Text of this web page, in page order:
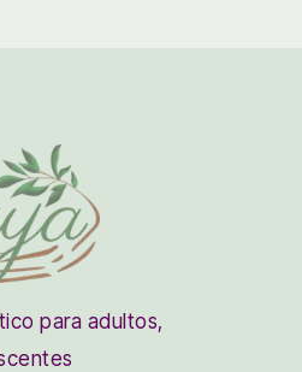
para adultos,